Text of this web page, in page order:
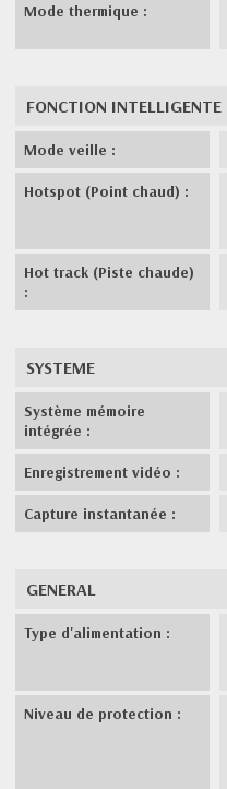
Mode thermique :
FONCTION INTELLIGENTE
Mode veille :
Hotspot (Point chaud) :
Hot track (Piste chaude)
:
SYSTEME
Système mémoire
intégrée :
Enregistrement vidéo :
Capture instantanée :
GENERAL
Type d'alimentation :
Niveau de protection :